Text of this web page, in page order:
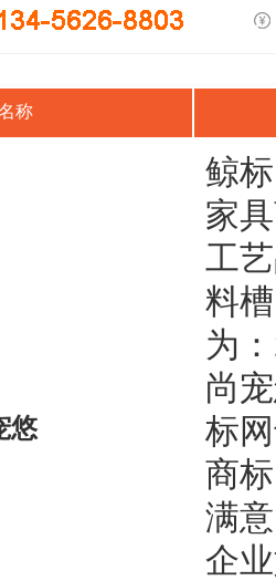
称
悠
鲸
家
工
料
为
尚
标
商
满
企